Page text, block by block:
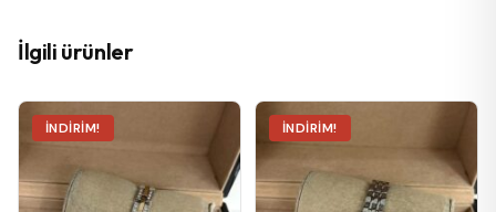
İlgili ürünler
İNDIRIM! İNDIRIM!